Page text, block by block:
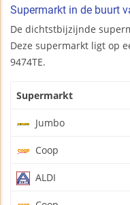
Supermarkt in de buurt
De dichtstbijzijnde
Deze supermarkt ligt op
9474TE.
Supermarkt
Jumbo
Coop
ALDI